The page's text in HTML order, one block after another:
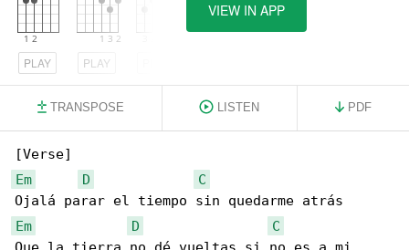
PLAY PLAY
VIEW IN APP
TRANSPOSE LISTEN PDF
Em
D
C
Em
D
C